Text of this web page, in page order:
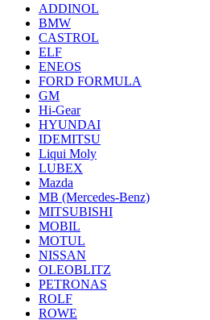
ADDINOL
BMW
CASTROL
ELF
ENEOS
FORD FORMULA
GM
Hi-Gear
HYUNDAI
IDEMITSU
Liqui Moly
LUBEX
Mazda
MB (Mercedes-Вenz)
MITSUBISHI
MOBIL
MOTUL
NISSAN
OLEOBLITZ
PETRONAS
ROLF
ROWE